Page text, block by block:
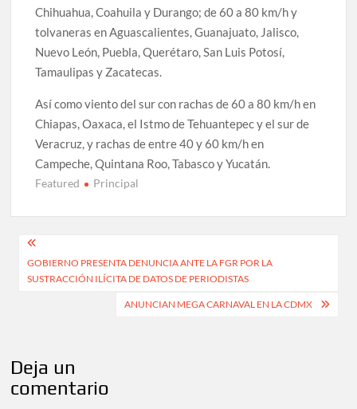
Chihuahua, Coahuila y Durango; de 60 a 80 km/h y
tolvaneras en Aguascalientes, Guanajuato, Jalisco,
Nuevo León, Puebla, Querétaro, San Luis Potosí,
Tamaulipas y Zacatecas.
Así como viento del sur con rachas de 60 a 80 km/h en
Chiapas, Oaxaca, el Istmo de Tehuantepec y el sur de
Veracruz, y rachas de entre 40 y 60 km/h en
Campeche, Quintana Roo, Tabasco y Yucatán.
Featured Principal
Navegación
de
GOBIERNO PRESENTA DENUNCIA ANTE LA FGR POR LA
SUSTRACCIÓN ILÍCITA DE DATOS DE PERIODISTAS
ANUNCIAN MEGA CARNAVAL EN LA CDMX
Deja un
comentario